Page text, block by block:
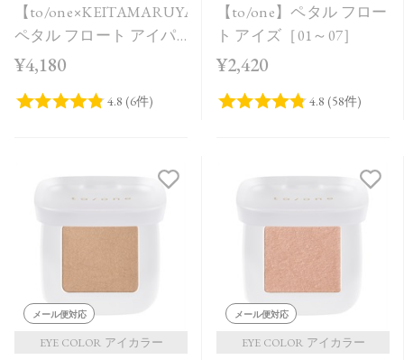
【to/one×KEITAMARUYAMA】
ペタル フロート アイパ
レット［EX09,EX10］＜
¥4,180
【to/one】ペタル フロー
ト アイズ［01～07］
¥2,420
メール便対応
EYE COLOR アイカラー
メール便対応
EYE COLOR アイカラー